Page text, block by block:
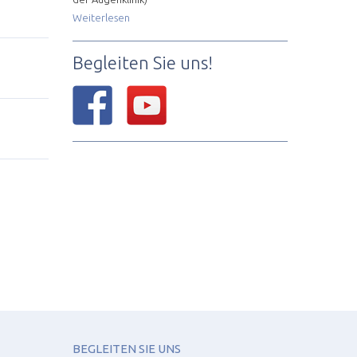
Weiterlesen
Begleiten Sie uns!
BEGLEITEN SIE UNS